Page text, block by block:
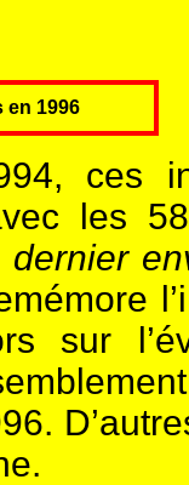
en 1996
ces
les
dernier
sur